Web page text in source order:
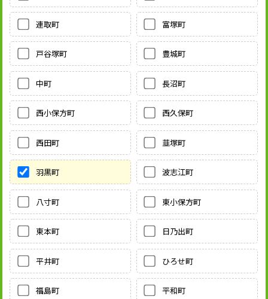
連取町 富塚町
戸谷塚町 豊城町
中町 長沼町
西小保方町 西久保町
西田町 韮塚町
羽黒町 波志江町
八寸町 東小保方町
東本町 日乃出町
平井町 ひろせ町
福島町 平和町